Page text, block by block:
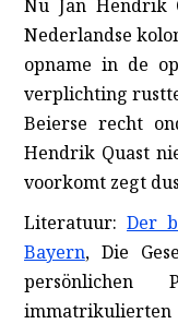
Nu Jan Hendrik
Nederlandse
opname in de
verplichting
Beierse recht
Hendrik Quast
voorkomt zegt
Literatuur: Der
Bayern, Die